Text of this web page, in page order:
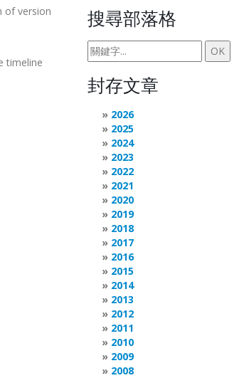
of version
timeline
搜尋部落格
封存文章
2026
2025
2024
2023
2022
2021
2020
2019
2018
2017
2016
2015
2014
2013
2012
2011
2010
2009
2008